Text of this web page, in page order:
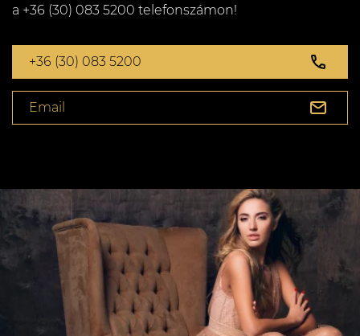
a +36 (30) 083 5200 telefonszámon!
+36 (30) 083 5200
Email